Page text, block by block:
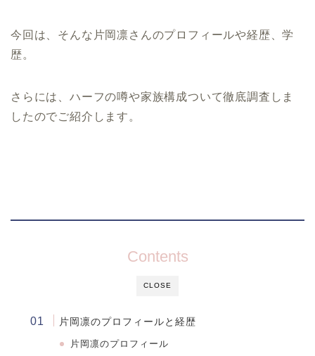
今回は、そんな片岡凛さんのプロフィールや経歴、学
歴。
さらには、ハーフの噂や家族構成ついて徹底調査しま
したのでご紹介します。
CLOSE
Contents
片岡凛のプロフィールと経歴
片岡凛のプロフィール